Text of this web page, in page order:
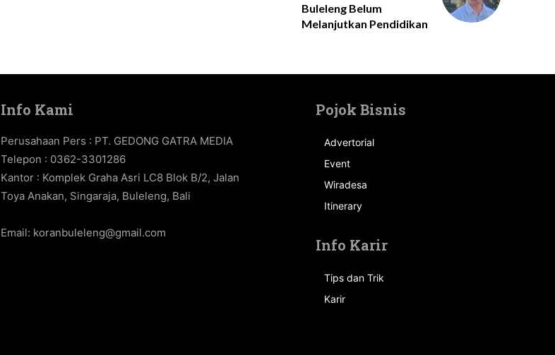
Buleleng Belum
Melanjutkan Pendidikan
Info Kami
Perusahaan Pers : PT. GEDONG GATRA MEDIA
Telepon : 0362-3301286
Kantor : Komplek Graha Asri LC8 Blok B/2, Jalan
Toya Anakan, Singaraja, Buleleng, Bali
Email: koranbuleleng@gmail.com
Pojok Bisnis
Advertorial
Event
Wiradesa
Itinerary
Info Karir
Tips dan Trik
Karir